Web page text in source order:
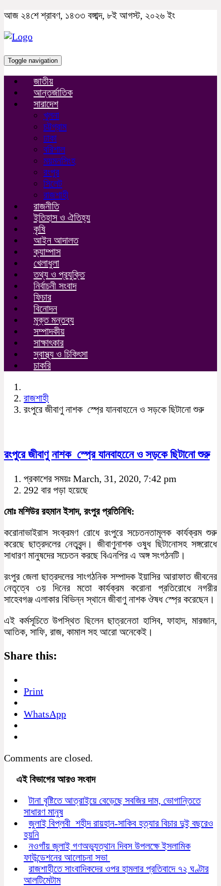
আজ ২৪শে শ্রাবণ, ১৪৩৩ বঙ্গাব্দ, ৮ই আগস্ট, ২০২৬ ইং
Toggle navigation
জাতীয়
আন্তর্জাতিক
সারাদেশ
খুলনা
চট্টগ্রাম
ঢাকা
বরিশাল
ময়মনসিংহ
রংপুর
সিলেট
রাজশাহী
রাজনীতি
ইতিহাস ও ঐতিহ্য
কৃষি
আইন আদালত
ক্যাম্পাস
খেলাধুলা
তথ্য ও প্রযুক্তি
নির্বাচনী সংবাদ
ফিচার
বিনোদন
মুক্ত মন্তব্য
সম্পাদকীয়
সাক্ষাৎকার
স্বাস্থ্য ও চিকিৎসা
চাকরি
রাজশাহী
রংপুরে জীবাণু নাশক স্প্রে যানবাহনেে ও সড়কে ছিটানো শুরু
রংপুরে জীবাণু নাশক স্প্রে যানবাহনেে ও সড়কে ছিটানো শুরু
প্রকাশের সময়ঃ March, 31, 2020, 7:42 pm
292 বার পড়া হয়েছে
মোঃ মশিউর রহমান ইসাদ, রংপুর প্রতিনিধি:
করোনাভাইরাস সংক্রমণ রোধে রংপুরে সচেতনতামূলক কার্যক্রম শুরু
করেছে ছাত্রদলের নেতৃবৃন্দ। জীবাণুনাশক ওষুধ ছিটানোসহ সঙ্গরোধে
সাধারণ মানুষদের সচেতন করছে বিএনপির এ অঙ্গ সংগঠনটি।
রংপুর জেলা ছাত্রদলের সাংগঠনিক সম্পাদক ইয়াসির আরাফাত জীবনের
নেতৃত্বে ৩য় দিনের মতো কার্যক্রম করোনা প্রতিরোধে নগরীর
সাহেবগঞ্জ এলাকার বিভিন্ন স্থানে জীবাণু নাশক ঔষধ স্প্রে করেছেন।
এই কর্মসূচিতে উপস্থিত ছিলেন ছাত্রনেতা হাসিব, ফাহাদ, মারজান,
আতিক, সাফি, রাজ, কামাল সহ আরো অনেকেই।
Share this:
Print
WhatsApp
Comments are closed.
এই বিভাগের আরও সংবাদ
টানা বৃষ্টিতে আত্রাইয়ে বেড়েছে সবজির দাম, ভোগান্তিতে
সাধারণ মানুষ
জুলাই বিপ্লবী শহীদ রায়হান-সাকিব হত্যার বিচার দুই বছরেও
হয়নি
নওগাঁয় জুলাই গণঅভ্যুত্থান দিবস উপলক্ষে ইসলামিক
ফাউন্ডেশনের আলোচনা সভা
রাজশাহীতে সাংবাদিকদের ওপর হামলার প্রতিবাদে ৭২ ঘণ্টার
আলটিমেটাম